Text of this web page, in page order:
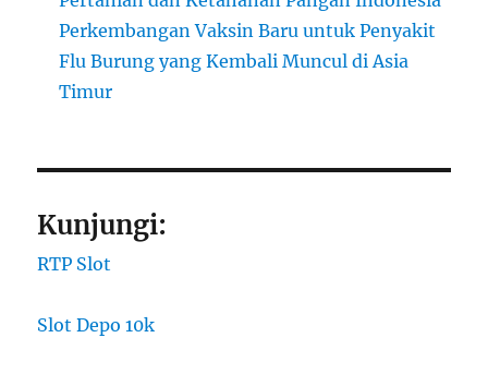
Perkembangan Vaksin Baru untuk Penyakit
Flu Burung yang Kembali Muncul di Asia
Timur
Kunjungi:
RTP Slot
Slot Depo 10k